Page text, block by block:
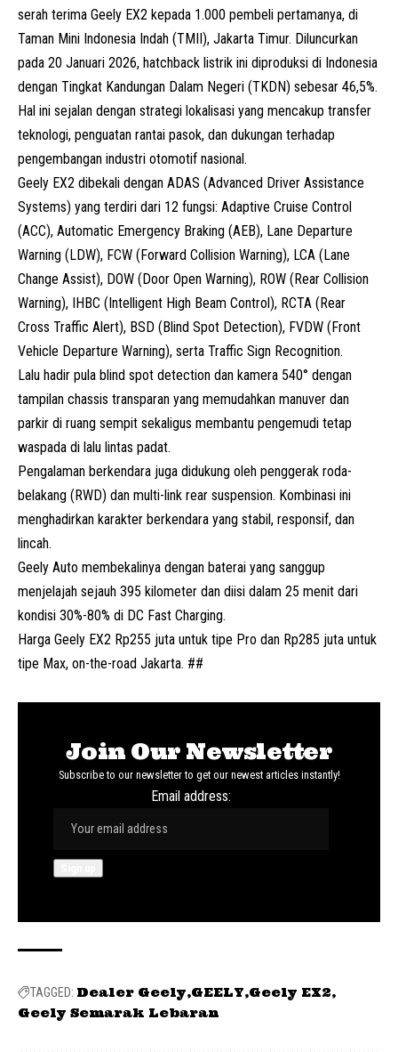
serah terima Geely EX2 kepada 1.000 pembeli pertamanya, di
Taman Mini Indonesia Indah (TMII), Jakarta Timur. Diluncurkan
pada 20 Januari 2026, hatchback listrik ini diproduksi di Indonesia
dengan Tingkat Kandungan Dalam Negeri (TKDN) sebesar 46,5%.
Hal ini sejalan dengan strategi lokalisasi yang mencakup transfer
teknologi, penguatan rantai pasok, dan dukungan terhadap
pengembangan industri otomotif nasional.
Geely EX2 dibekali dengan ADAS (Advanced Driver Assistance
Systems) yang terdiri dari 12 fungsi: Adaptive Cruise Control
(ACC), Automatic Emergency Braking (AEB), Lane Departure
Warning (LDW), FCW (Forward Collision Warning), LCA (Lane
Change Assist), DOW (Door Open Warning), ROW (Rear Collision
Warning), IHBC (Intelligent High Beam Control), RCTA (Rear
Cross Traffic Alert), BSD (Blind Spot Detection), FVDW (Front
Vehicle Departure Warning), serta Traffic Sign Recognition.
Lalu hadir pula blind spot detection dan kamera 540° dengan
tampilan chassis transparan yang memudahkan manuver dan
parkir di ruang sempit sekaligus membantu pengemudi tetap
waspada di lalu lintas padat.
Pengalaman berkendara juga didukung oleh penggerak roda-
belakang (RWD) dan multi-link rear suspension. Kombinasi ini
menghadirkan karakter berkendara yang stabil, responsif, dan
lincah.
Geely Auto membekalinya dengan baterai yang sanggup
menjelajah sejauh 395 kilometer dan diisi dalam 25 menit dari
kondisi 30%-80% di DC Fast Charging.
Harga Geely EX2 Rp255 juta untuk tipe Pro dan Rp285 juta untuk
tipe Max, on-the-road Jakarta. ##
Join Our Newsletter
Subscribe to our newsletter to get our newest articles instantly!
Email address:
TAGGED: Dealer Geely GEELY Geely EX2
Geely Semarak Lebaran